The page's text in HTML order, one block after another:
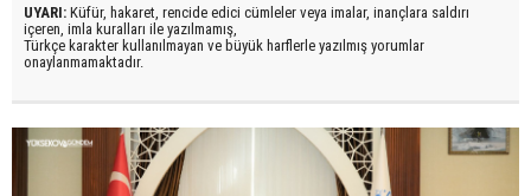
UYARI: Küfür, hakaret, rencide edici cümleler veya imalar, inançlara saldırı
içeren, imla kuralları ile yazılmamış,
Türkçe karakter kullanılmayan ve büyük harflerle yazılmış yorumlar
onaylanmamaktadır.